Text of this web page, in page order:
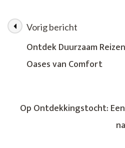
Berichtnavigatie
Vorig bericht
Ontdek Duurzaam
Oases van Comfort
Op Ontdekkingstocht: